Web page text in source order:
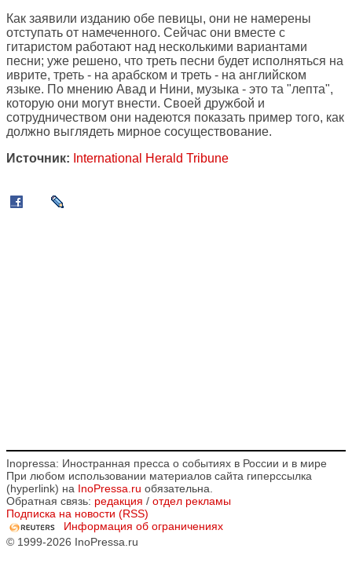
Как заявили изданию обе певицы, они не намерены
отступать от намеченного. Сейчас они вместе с
гитаристом работают над несколькими вариантами
песни; уже решено, что треть песни будет исполняться на
иврите, треть - на арабском и треть - на английском
языке. По мнению Авад и Нини, музыка - это та "лепта",
которую они могут внести. Своей дружбой и
сотрудничеством они надеются показать пример того, как
должно выглядеть мирное сосуществование.
Источник: International Herald Tribune
Inopressa: Иностранная пресса о событиях в России и в мире
При любом использовании материалов сайта гиперссылка
(hyperlink) на InoPressa.ru обязательна.
Обратная связь: редакция / отдел рекламы
Подписка на новости (RSS)
Информация об ограничениях
© 1999-2026 InoPressa.ru